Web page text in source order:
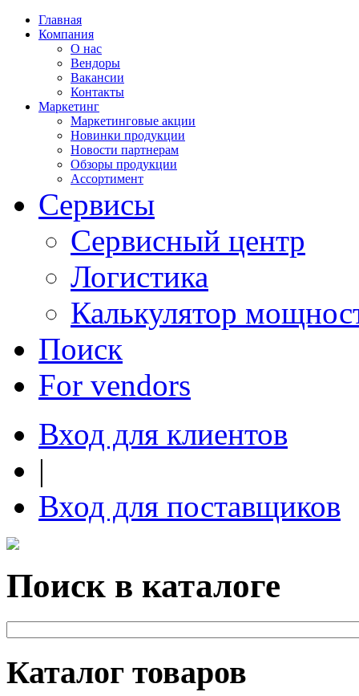
Главная
Компания
О нас
Вендоры
Вакансии
Контакты
Маркетинг
Маркетинговые акции
Новинки продукции
Новости партнерам
Обзоры продукции
Ассортимент
Сервисы
Сервисный центр
Логистика
Калькулятор
Поиск
For vendors
Вход для клиентов
|
Вход для поставщиков
Поиск в каталоге
Каталог товаров